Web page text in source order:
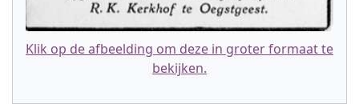
Klik op de afbeelding om deze in groter formaat te
bekijken.